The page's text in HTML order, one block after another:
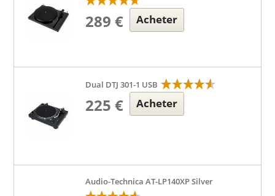
289 € Acheter
Dual DTJ 301-1 USB
225 € Acheter
Audio-Technica AT-LP140XP Silver